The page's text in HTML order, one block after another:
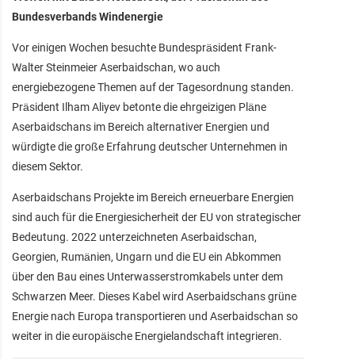
Bundesverbands Windenergie
Vor einigen Wochen besuchte Bundespräsident Frank-
Walter Steinmeier Aserbaidschan, wo auch
energiebezogene Themen auf der Tagesordnung standen.
Präsident Ilham Aliyev betonte die ehrgeizigen Pläne
Aserbaidschans im Bereich alternativer Energien und
würdigte die große Erfahrung deutscher Unternehmen in
diesem Sektor.
Aserbaidschans Projekte im Bereich erneuerbare Energien
sind auch für die Energiesicherheit der EU von strategischer
Bedeutung. 2022 unterzeichneten Aserbaidschan,
Georgien, Rumänien, Ungarn und die EU ein Abkommen
über den Bau eines Unterwasserstromkabels unter dem
Schwarzen Meer. Dieses Kabel wird Aserbaidschans grüne
Energie nach Europa transportieren und Aserbaidschan so
weiter in die europäische Energielandschaft integrieren.